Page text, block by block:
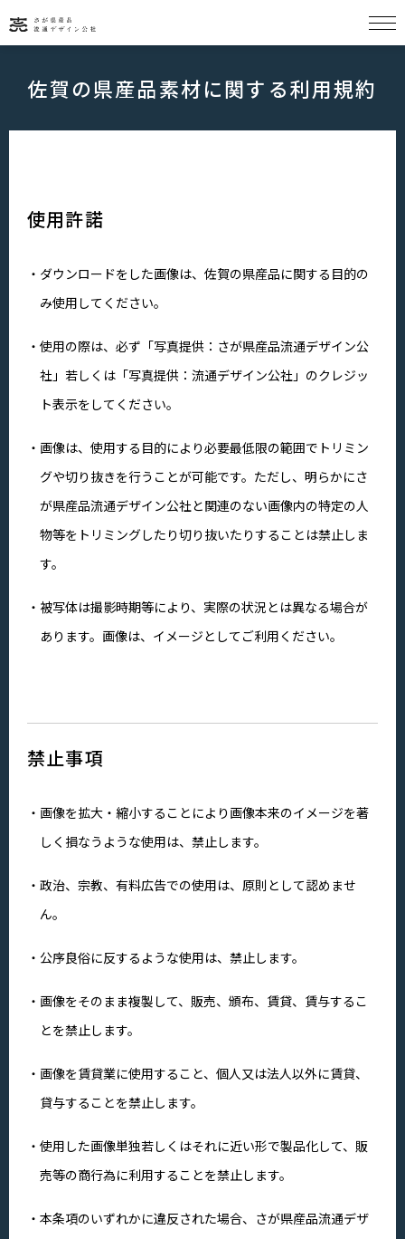
HOME
佐賀グルメ
佐賀の県産品素材に関する利用規約
使用許諾
ダウンロードをした画像は、佐賀の県産品に関する目的の
み使用してください。
使用の際は、必ず「写真提供：さが県産品流通デザイン公
社」若しくは「写真提供：流通デザイン公社」のクレジッ
ト表示をしてください。
画像は、使用する目的により必要最低限の範囲でトリミン
グや切り抜きを行うことが可能です。ただし、明らかにさ
が県産品流通デザイン公社と関連のない画像内の特定の人
物等をトリミングしたり切り抜いたりすることは禁止しま
す。
被写体は撮影時期等により、実際の状況とは異なる場合が
あります。画像は、イメージとしてご利用ください。
禁止事項
画像を拡大・縮小することにより画像本来のイメージを著
しく損なうような使用は、禁止します。
政治、宗教、有料広告での使用は、原則として認めませ
ん。
公序良俗に反するような使用は、禁止します。
画像をそのまま複製して、販売、頒布、賃貸、賃与するこ
とを禁止します。
画像を賃貸業に使用すること、個人又は法人以外に賃貸、
貸与することを禁止します。
使用した画像単独若しくはそれに近い形で製品化して、販
売等の商行為に利用することを禁止します。
本条項のいずれかに違反された場合、さが県産品流通デザ